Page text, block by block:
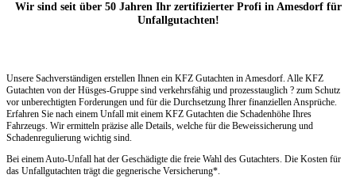
Wir sind seit über 50 Jahren Ihr zertifizierter Profi in Amesdorf für
Unfallgutachten!
Unsere Sachverständigen erstellen Ihnen ein KFZ Gutachten in Amesdorf. Alle KFZ
Gutachten von der Hüsges-Gruppe sind verkehrsfähig und prozesstauglich ? zum Schutz
vor unberechtigten Forderungen und für die Durchsetzung Ihrer finanziellen Ansprüche.
Erfahren Sie nach einem Unfall mit einem KFZ Gutachten die Schadenhöhe Ihres
Fahrzeugs. Wir ermitteln präzise alle Details, welche für die Beweissicherung und
Schadenregulierung wichtig sind.
Bei einem Auto-Unfall hat der Geschädigte die freie Wahl des Gutachters. Die Kosten für
das Unfallgutachten trägt die gegnerische Versicherung*.